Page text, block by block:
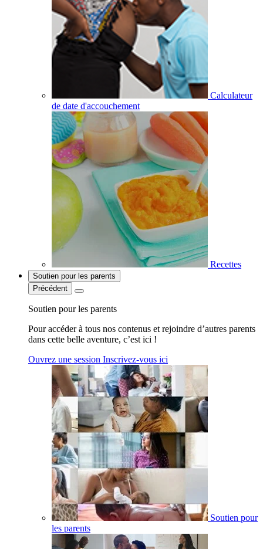
Calculateur
de date d'accouchement
Recettes
Soutien pour les parents
Précédent
Soutien pour les parents
Pour accéder à tous nos contenus et rejoindre d’autres parents
dans cette belle aventure, c’est ici !
Ouvrez une session Inscrivez-vous ici
Soutien pour
les parents